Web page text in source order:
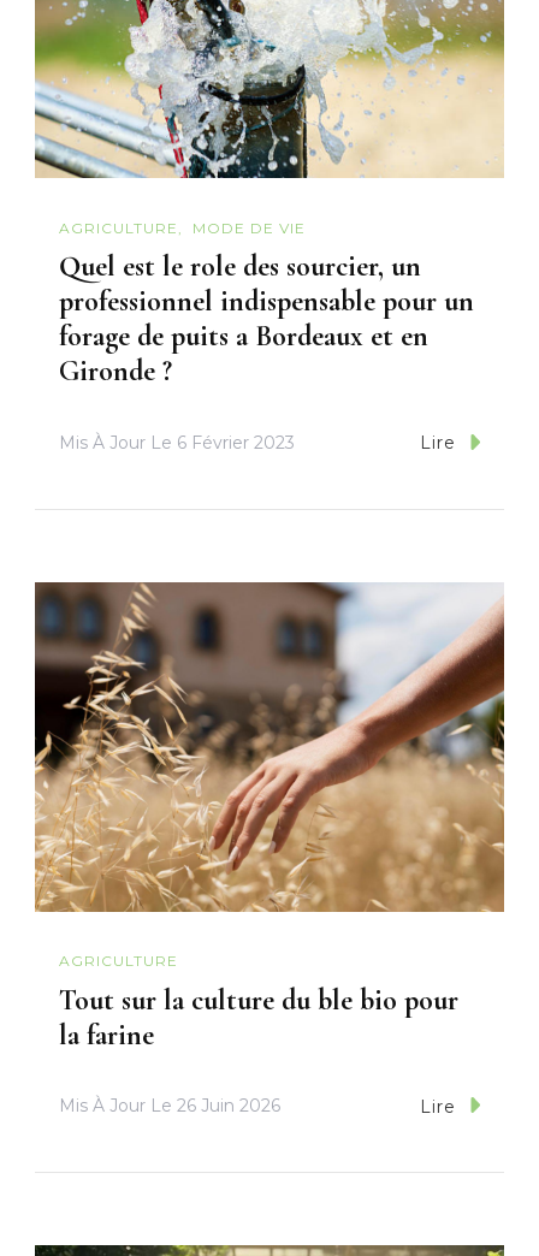
AGRICULTURE MODE DE VIE
Quel est le role des sourcier, un
professionnel indispensable pour un
forage de puits a Bordeaux et en
Gironde ?
Mis À Jour Le 6 Février 2023 Lire
AGRICULTURE
Tout sur la culture du ble bio pour
la farine
Mis À Jour Le 26 Juin 2026 Lire